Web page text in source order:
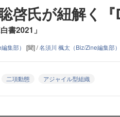
啓氏が紐解く『
書2021」
集部） [聞] /名須川 楓太（Biz/Zine編集部）
二項動態 アジャイル型組織